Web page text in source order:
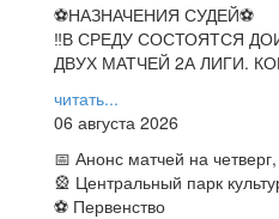
⚽НАЗНАЧЕНИЯ СУДЕЙ⚽
‼В СРЕДУ СОСТОЯТСЯ
ДВУХ МАТЧЕЙ 2А ЛИГИ.
читать...
06 августа 2026
📅 Анонс матчей на
🎡 Центральный парк
⚽ Первенство